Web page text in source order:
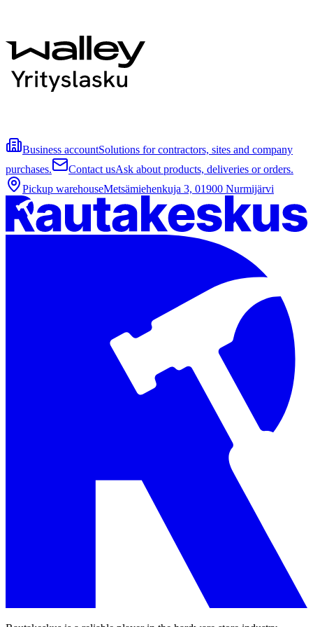
Business accountSolutions for contractors, sites and company
purchases.
Contact usAsk about products, deliveries or orders.
Pickup warehouseMetsämiehenkuja 3, 01900 Nurmijärvi